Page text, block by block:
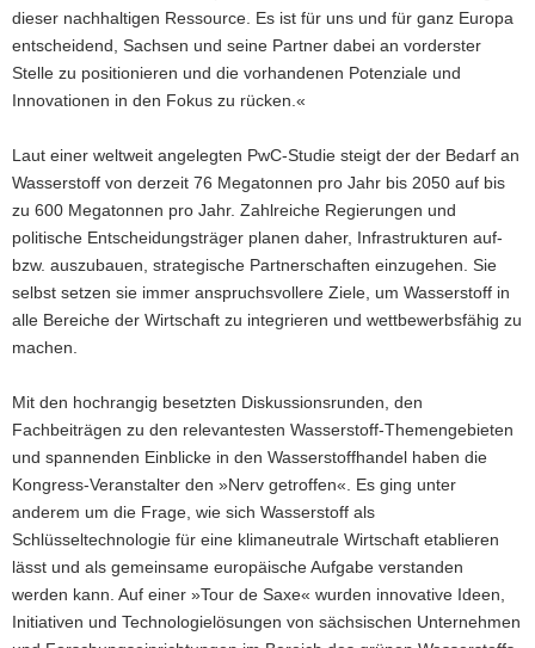
dieser nachhaltigen Ressource. Es ist für uns und für ganz Europa
entscheidend, Sachsen und seine Partner dabei an vorderster
Stelle zu positionieren und die vorhandenen Potenziale und
Innovationen in den Fokus zu rücken.«
Laut einer weltweit angelegten PwC-Studie steigt der der Bedarf an
Wasserstoff von derzeit 76 Megatonnen pro Jahr bis 2050 auf bis
zu 600 Megatonnen pro Jahr. Zahlreiche Regierungen und
politische Entscheidungsträger planen daher, Infrastrukturen auf-
bzw. auszubauen, strategische Partnerschaften einzugehen. Sie
selbst setzen sie immer anspruchsvollere Ziele, um Wasserstoff in
alle Bereiche der Wirtschaft zu integrieren und wettbewerbsfähig zu
machen.
Mit den hochrangig besetzten Diskussionsrunden, den
Fachbeiträgen zu den relevantesten Wasserstoff-Themengebieten
und spannenden Einblicke in den Wasserstoffhandel haben die
Kongress-Veranstalter den »Nerv getroffen«. Es ging unter
anderem um die Frage, wie sich Wasserstoff als
Schlüsseltechnologie für eine klimaneutrale Wirtschaft etablieren
lässt und als gemeinsame europäische Aufgabe verstanden
werden kann. Auf einer »Tour de Saxe« wurden innovative Ideen,
Initiativen und Technologielösungen von sächsischen Unternehmen